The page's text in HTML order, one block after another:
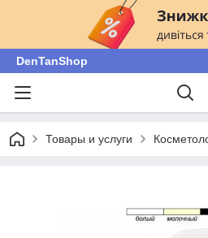
DenTanShop
Товары и услуги